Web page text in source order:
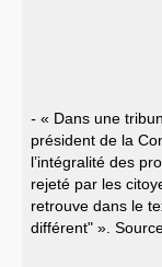
- « Dans une
président de la
l’intégralité des
rejeté par les
retrouve dans le
différent" ».